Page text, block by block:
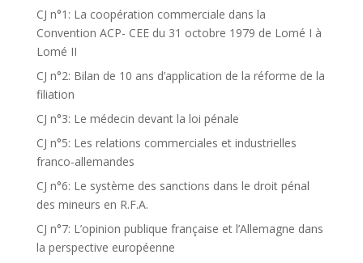
CJ n°1: La coopération commerciale dans la
Convention ACP- CEE du 31 octobre 1979 de Lomé I à
Lomé II
CJ n°2: Bilan de 10 ans d’application de la réforme de la
filiation
CJ n°3: Le médecin devant la loi pénale
CJ n°5: Les relations commerciales et industrielles
franco-allemandes
CJ n°6: Le système des sanctions dans le droit pénal
des mineurs en R.F.A.
CJ n°7: L’opinion publique française et l’Allemagne dans
la perspective européenne